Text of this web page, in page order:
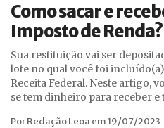
Como sacar e
Imposto de Renda?
Sua restituição vai ser
lote no qual você foi
Receita Federal. Neste artigo,
se tem dinheiro para receber e
Por Redação Leoa em 19/07/2023